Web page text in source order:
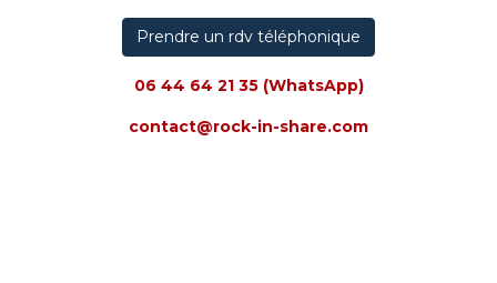
Prendre un rdv téléphonique
06 44 64 21 35(WhatsApp)
contact@rock-in-share.com